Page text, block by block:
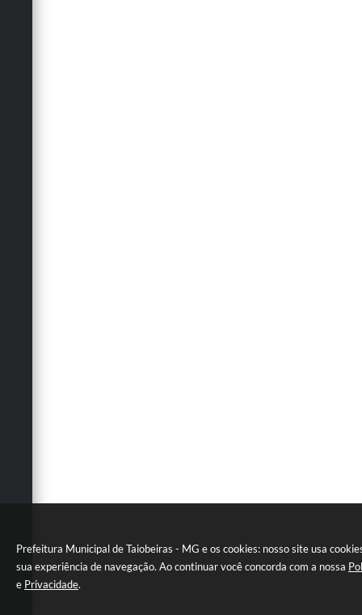
Prefeitura Municipal de Taiobeiras - MG e os cookies: nosso site usa
sua experiência de navegação. Ao continuar você concorda com a nossa
e Privacidade.